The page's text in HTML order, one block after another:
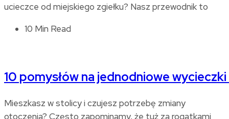
ucieczce od miejskiego zgiełku? Nasz przewodnik to
10 Min Read
10 pomysłów na jednodniowe
Mieszkasz w stolicy i czujesz potrzebę zmiany
otoczenia? Często zapominamy, że tuż za rogatkami